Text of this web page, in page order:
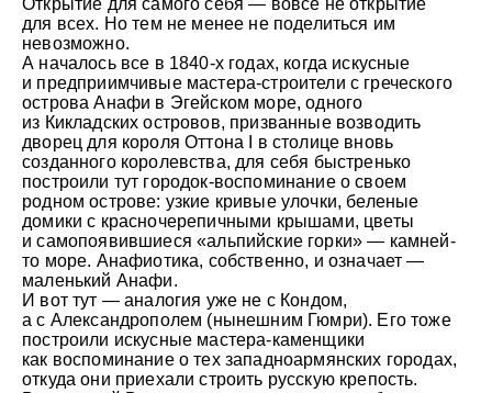
Открытие для самого себя — вовсе не открытие
для всех. Но тем не менее не поделиться им
невозможно.
А началось все в 1840-х годах, когда искусные
и предприимчивые мастера-строители с греческого
острова Анафи в Эгейском море, одного
из Кикладских островов, призванные возводить
дворец для короля Оттона I в столице вновь
созданного королевства, для себя быстренько
построили тут городок-воспоминание о своем
родном острове: узкие кривые улочки, беленые
домики с красночерепичными крышами, цветы
и самопоявившиеся «альпийские горки» — камней-
то море. Анафиотика, собственно, и означает —
маленький Анафи.
И вот тут — аналогия уже не с Кондом,
а с Александрополем (нынешним Гюмри). Его тоже
построили искусные мастера-каменщики
как воспоминание о тех западноармянских городах,
откуда они приехали строить русскую крепость.